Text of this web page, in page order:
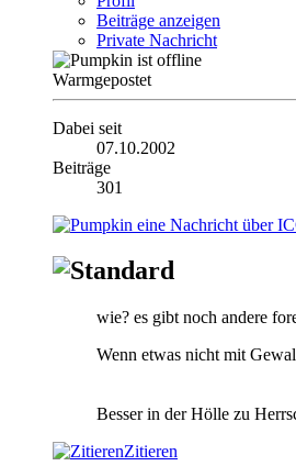
Beiträge anzeigen
Private Nachricht
Warmgepostet
Dabei seit
07.10.2002
Beiträge
301
wie? es gibt noch andere
Wenn etwas nicht mit
Besser in der Hölle zu
Zitieren